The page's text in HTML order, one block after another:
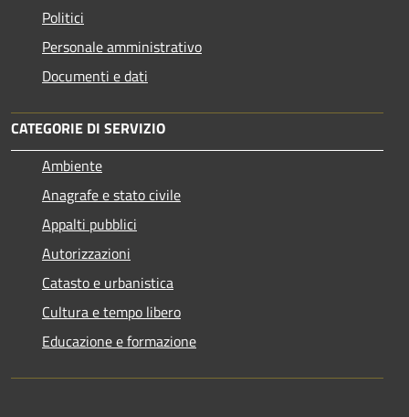
Politici
Personale amministrativo
Documenti e dati
CATEGORIE DI SERVIZIO
Ambiente
Anagrafe e stato civile
Appalti pubblici
Autorizzazioni
Catasto e urbanistica
Cultura e tempo libero
Educazione e formazione